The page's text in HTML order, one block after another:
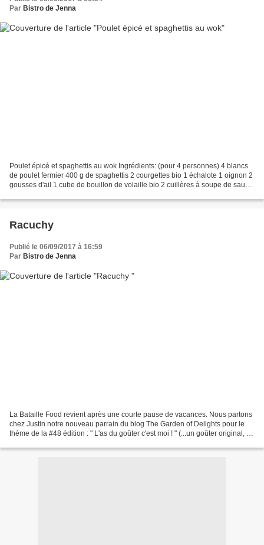
Par Bistro de Jenna
Poulet épicé et spaghettis au wok Ingrédients: (pour 4 personnes) 4 blancs
de poulet fermier 400 g de spaghettis 2 courgettes bio 1 échalote 1 oignon 2
gousses d'ail 1 cube de bouillon de volaille bio 2 cuillères à soupe de sauce
Racuchy
Publié le 06/09/2017 à 16:59
Par Bistro de Jenna
La Bataille Food revient après une courte pause de vacances. Nous partons
chez Justin notre nouveau parrain du blog The Garden of Delights pour le
thème de la #48 édition : " L'as du goûter c'est moi ! " (...un goûter original, un